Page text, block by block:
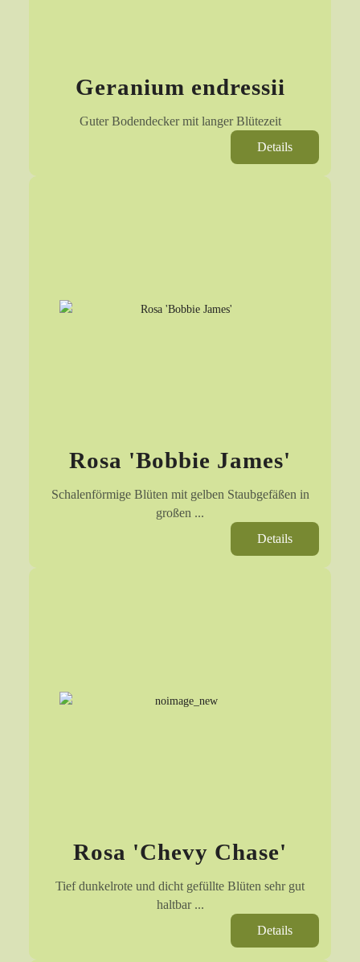
Geranium endressii
Guter Bodendecker mit langer Blütezeit
Details
Rosa 'Bobbie James'
Schalenförmige Blüten mit gelben Staubgefäßen in
großen ...
Details
Rosa 'Chevy Chase'
Tief dunkelrote und dicht gefüllte Blüten sehr gut
haltbar ...
Details